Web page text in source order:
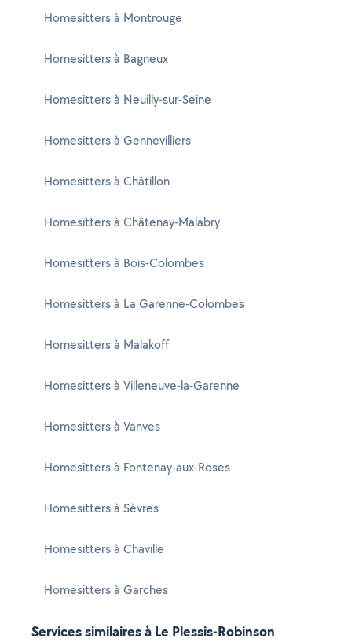
Homesitters à Montrouge
Homesitters à Bagneux
Homesitters à Neuilly-sur-Seine
Homesitters à Gennevilliers
Homesitters à Châtillon
Homesitters à Châtenay-Malabry
Homesitters à Bois-Colombes
Homesitters à La Garenne-Colombes
Homesitters à Malakoff
Homesitters à Villeneuve-la-Garenne
Homesitters à Vanves
Homesitters à Fontenay-aux-Roses
Homesitters à Sèvres
Homesitters à Chaville
Homesitters à Garches
Services similaires à Le Plessis-Robinson